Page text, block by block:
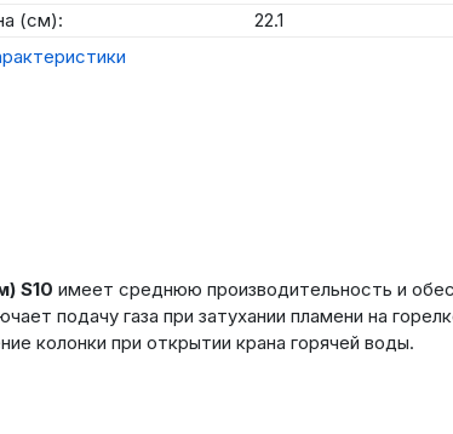
(см):
22.1
S10 имеет среднюю производительность и
подачу газа при затухании пламени на
колонки при открытии крана горячей воды.